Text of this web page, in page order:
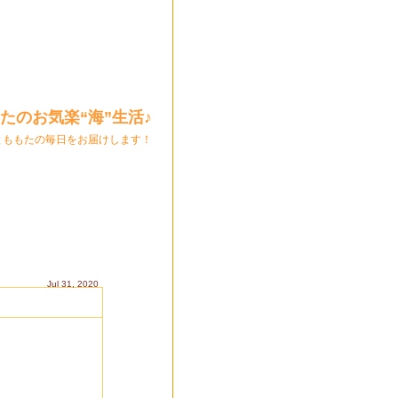
のお気楽“海”生活♪
もたの毎日をお届けします！
Jul 31, 2020